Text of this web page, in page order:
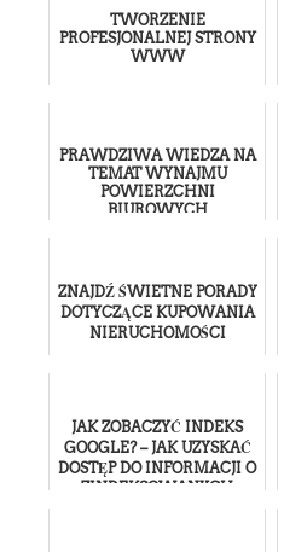
TWORZENIE
PROFESJONALNEJ STRONY
WWW
PRAWDZIWA WIEDZA NA
TEMAT WYNAJMU
POWIERZCHNI
BIUROWYCH
ZNAJDŹ ŚWIETNE PORADY
DOTYCZĄCE KUPOWANIA
NIERUCHOMOŚCI
JAK ZOBACZYĆ INDEKS
GOOGLE? – JAK UZYSKAĆ
DOSTĘP DO INFORMACJI O
ZINDEKSOWANYCH